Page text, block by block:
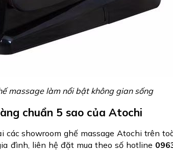
massage làm nổi bật không gian sống
chuẩn 5 sao của Atochi
showroom ghế massage Atochi trên
đình, liên hệ đặt mua theo số hotline